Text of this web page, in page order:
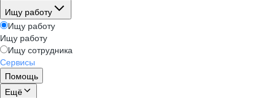
Ищу работу
Ищу работу
Ищу работу
Ищу сотрудника
Сервисы
Помощь
Ещё